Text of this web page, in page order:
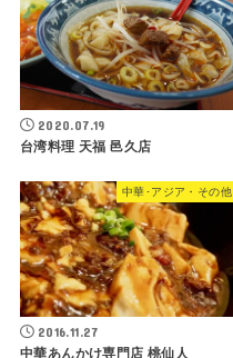
2020.07.19
台湾料理 天福 邑久店
中華･アジア・その他
2016.11.27
中華あんかけ専門店 桃仙人